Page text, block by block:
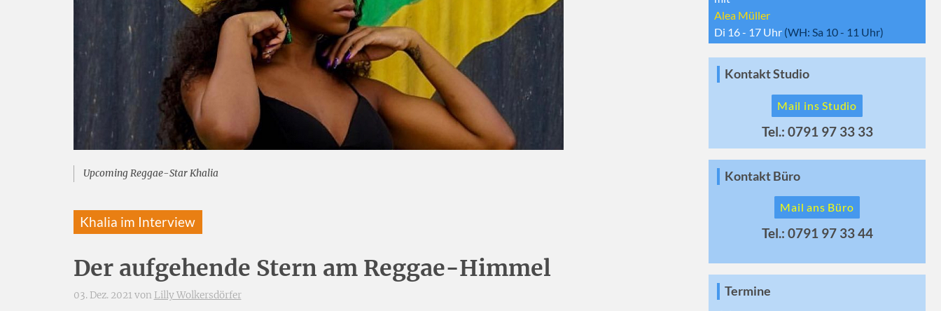
Upcoming Reggae-Star Khalia
Khalia im Interview
Der aufgehende Stern am Reggae-Himmel
03. Dez. 2021 von Lilly Wolkersdörfer
Alea Müller
Di 16 - 17 Uhr (WH: Sa 10 - 11 Uhr)
Kontakt Studio
Mail ins Studio
Tel.: 0791 97 33 33
Kontakt Büro
Mail ans Büro
Tel.: 0791 97 33 44
Termine